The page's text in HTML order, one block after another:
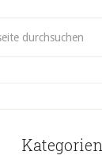
Kategorien